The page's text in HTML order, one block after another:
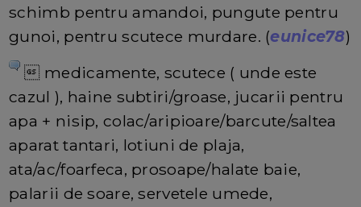
schimb pentru amandoi, pungute pentru
gunoi, pentru scutece murdare. (eunice78)
medicamente, scutece ( unde este
cazul ), haine subtiri/groase, jucarii pentru
apa + nisip, colac/aripioare/barcute/saltea
aparat tantari, lotiuni de plaja,
ata/ac/foarfeca, prosoape/halate baie,
palarii de soare, servetele umede,